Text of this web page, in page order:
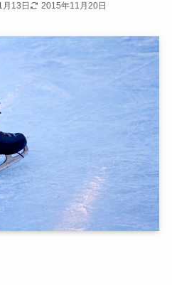
13日 2015年11月20日